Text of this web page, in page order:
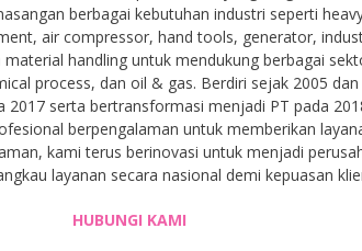
berbagai kebutuhan industri seperti
air compressor, hand tools, generator,
handling untuk mendukung berbagai
process, dan oil & gas. Berdiri sejak 2005
2017 serta bertransformasi menjadi PT pada
berpengalaman untuk memberikan
kami terus berinovasi untuk menjadi
layanan secara nasional demi kepuasan
HUBUNGI KAMI